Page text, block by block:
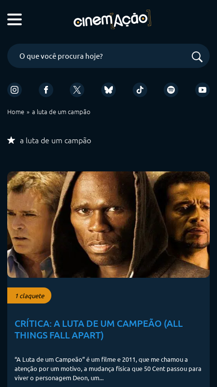
Home a luta de um campão
a luta de um campão
1 claquete
CRÍTICA: A LUTA DE UM CAMPEÃO (ALL
THINGS FALL APART)
“A Luta de um Campeão” é um filme e 2011, que me chamou a
atenção por um motivo, a mudança física que 50 Cent passou para
viver o personagem Deon, um...